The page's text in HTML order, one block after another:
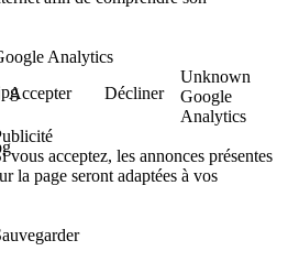
Analytics
Accepter
Décliner
Unknown
Google
Analytics
vous acceptez, les annonces présentes
la page seront adaptées à vos